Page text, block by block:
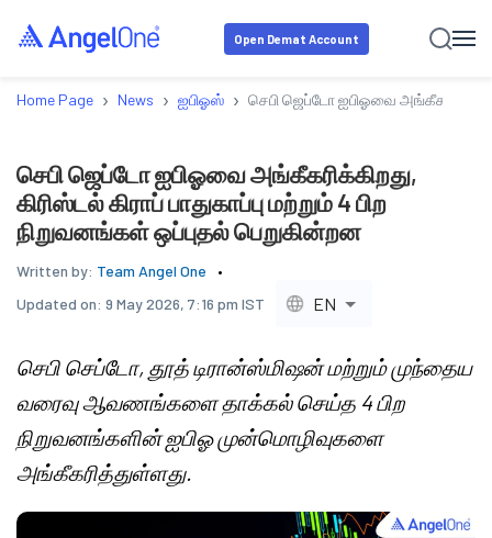
Open Demat Account
Home Page › News › ஐபிஓஸ் › செபி ஜெப்டோ ஐபிஓவை
செபி ஜெப்டோ ஐபிஓவை அங்கீகரிக்கிறது,
கிரிஸ்டல் கிராப் பாதுகாப்பு மற்றும் 4 பிற
நிறுவனங்கள் ஒப்புதல் பெறுகின்றன
Written by: Team Angel One
Updated on: 9 May 2026, 7:16 pm IST EN
செபி செப்டோ, தூத் டிரான்ஸ்மிஷன் மற்றும் முந்தைய
வரைவு ஆவணங்களை தாக்கல் செய்த 4 பிற
நிறுவனங்களின் ஐபிஓ முன்மொழிவுகளை
அங்கீகரித்துள்ளது.